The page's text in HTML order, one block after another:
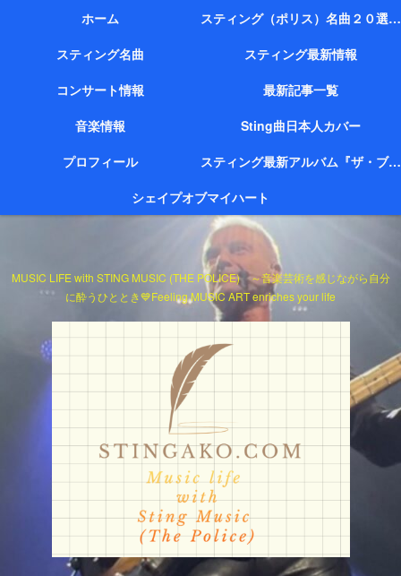
MUSIC LIFE with STING MUSIC (THE POLICE) ～音楽芸術を感じながら自分
に酔うひととき💙Feeling MUSIC ART enriches your life
ホーム
スティング（ポリス）名曲２０選（代表作）
スティング名曲
スティング最新情報
コンサート情報
最新記事一覧
音楽情報
Sting曲日本人カバー
プロフィール
スティング最新アルバム『ザ・ブリッジ』
シェイプオブマイハート